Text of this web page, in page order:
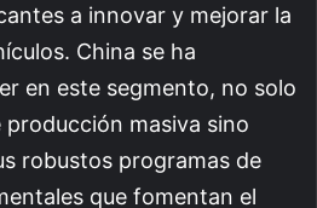
a innovar y mejorar la
China se ha
en este segmento, no solo
masiva sino
robustos programas de
que fomentan el